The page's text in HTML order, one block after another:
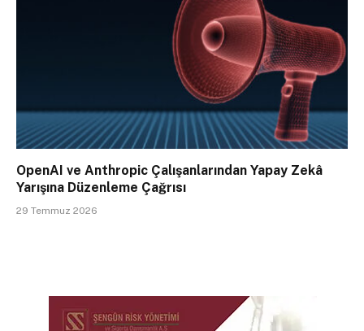
OpenAI ve Anthropic Çalışanlarından Yapay Zekâ
Yarışına Düzenleme Çağrısı
29 Temmuz 2026